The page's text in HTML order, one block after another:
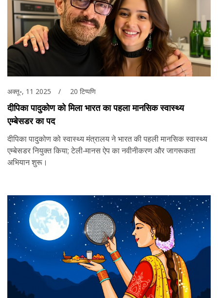
अक्तू॰, 11 2025 20 टिप्पणि
दीपिका पादुकोण को मिला भारत का पहला मानसिक स्वास्थ्य
एम्बेसडर का पद
दीपिका पादुकोण को स्वास्थ्य मंत्रालय ने भारत की पहली मानसिक स्वास्थ्य
एम्बेसडर नियुक्त किया; टेली‑मानस ऐप का नवीनीकरण और जागरूकता
अभियान शुरू।